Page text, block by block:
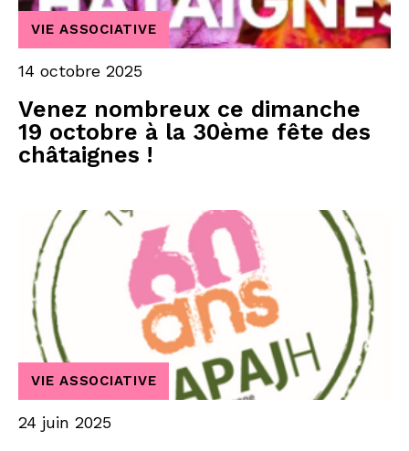
Venez nombreux ce dimanche
19 octobre à la 30ème fête des
châtaignes !
VIE ASSOCIATIVE
14 octobre 2025
VIE ASSOCIATIVE
24 juin 2025